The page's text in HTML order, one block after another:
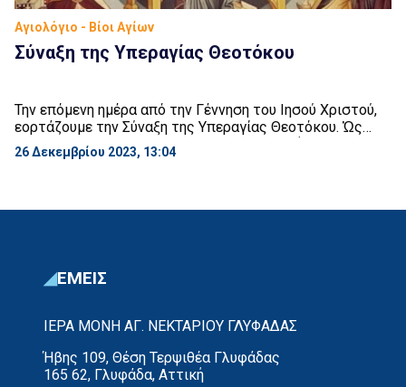
Αγιολόγιο - Βίοι Αγίων
Σύναξη της Υπεραγίας Θεοτόκου
Την επόμενη ημέρα από την Γέννηση του Ιησού Χριστού,
εορτάζουμε την Σύναξη της Υπεραγίας Θεοτόκου. Ὡς
βρέφος βαστάζουσα, ἐν ταὶς ἀγκάλαις Ἁγνή, τὸν πάντων
δεσπόζοντα, σάρκα λαβόντα ἔκ σοῦ, χαρᾶς ὤφθης
ἀθανασίας, κόσμω ἐκύησας. Κοντάκιον Ἦχος πλ. β’.
26 Δεκεμβρίου 2023, 13:04
ΕΜΕΙΣ
ΙΕΡΑ ΜΟΝΗ ΑΓ. ΝΕΚΤΑΡΙΟΥ ΓΛΥΦΑΔΑΣ
Ήβης 109, Θέση Τερψιθέα Γλυφάδας
165 62, Γλυφάδα, Αττική